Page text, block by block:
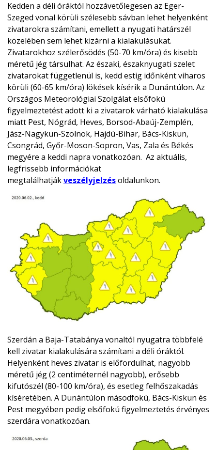
Kedden a déli óráktól hozzávetőlegesen az Eger-
Szeged vonal körüli szélesebb sávban lehet helyenként
zivatarokra számítani, emellett a nyugati határszél
közelében sem lehet kizárni a kialakulásukat.
Zivatarokhoz szélerősödés (50-70 km/óra) és kisebb
méretű jég társulhat. Az északi, északnyugati szelet
zivatarokat függetlenül is, kedd estig időnként viharos
körüli (60-65 km/óra) lökések kísérik a Dunántúlon. Az
Országos Meteorológiai Szolgálat elsőfokú
figyelmeztetést adott ki a zivatarok várható kialakulása
miatt Pest, Nógrád, Heves, Borsod-Abaúj-Zemplén,
Jász-Nagykun-Szolnok, Hajdú-Bihar, Bács-Kiskun,
Csongrád, Győr-Moson-Sopron, Vas, Zala és Békés
megyére a keddi napra vonatkozóan. Az aktuális,
legfrissebb információkat
megtalálhatjákveszélyjelzésoldalunkon.
Szerdán a Baja-Tatabánya vonaltól nyugatra többfelé
kell zivatar kialakulására számítani a déli óráktól.
Helyenként heves zivatar is előfordulhat, nagyobb
méretű jég (2 centiméternél nagyobb), erősebb
kifutószél (80-100 km/óra), és esetleg felhőszakadás
kíséretében. A Dunántúlon másodfokú, Bács-Kiskun és
Pest megyében pedig elsőfokú figyelmeztetés érvényes
szerdára vonatkozóan.